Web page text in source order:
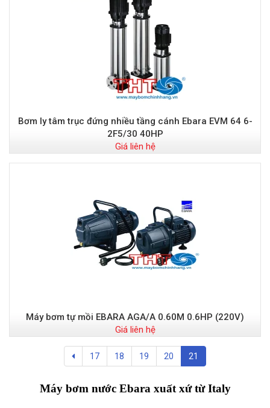
Bơm ly tâm trục đứng nhiều tầng cánh Ebara EVM 64 6-
2F5/30 40HP
Giá liên hệ
Máy bơm tự mồi EBARA AGA/A 0.60M 0.6HP (220V)
Giá liên hệ
17 18 19 20 21
Máy bơm nước Ebara xuất xứ từ Italy